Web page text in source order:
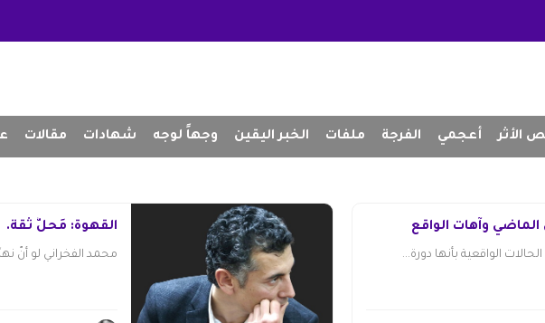
الأثر أعجمي الفرجة ملفات الخبر اليقين وجهاً لوجه شهادات مقالات
وآهات الواقع
الواقعية بأنها دورة...
القهوة: مَحلُّ ثقة.
محمد الفخراني لو أنّ